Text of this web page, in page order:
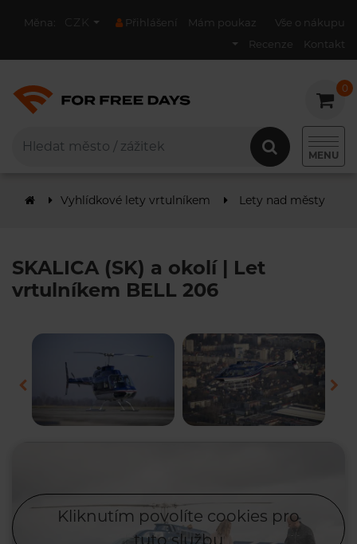
Měna: CZK Přihlášení Mám poukaz
Vše o nákupu
Recenze
Kontakt
0
0
MENU
Vyhlídkové lety vrtulníkem Lety nad městy
SKALICA (SK) a okolí | Let
vrtulníkem BELL 206
Kliknutím povolíte cookies pro
tuto službu